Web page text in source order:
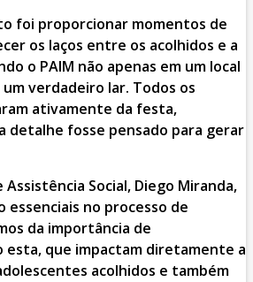
foi proporcionar momentos de
os laços entre os acolhidos e a
o PAIM não apenas em um local
verdadeiro lar. Todos os
ativamente da festa,
detalhe fosse pensado para gerar
Social, Diego Miranda,
essenciais no processo de
da importância de
esta, que impactam diretamente a
acolhidos e também